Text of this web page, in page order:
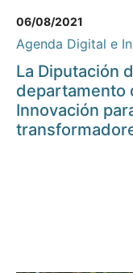
06/08/2021
Agenda Digital e
La Diputación
departamento
Innovación